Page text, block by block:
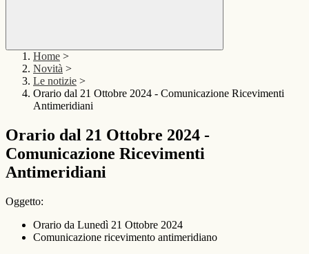
Home >
Novità >
Le notizie >
Orario dal 21 Ottobre 2024 - Comunicazione Ricevimenti
Antimeridiani
Orario dal 21 Ottobre 2024 -
Comunicazione Ricevimenti
Antimeridiani
Oggetto:
Orario da Lunedì 21 Ottobre 2024
Comunicazione ricevimento antimeridiano